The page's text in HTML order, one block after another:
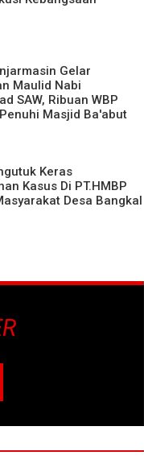
Gelar
Maulid Nabi
SAW, Ribuan WBP
Masjid Ba'abut
Keras
Kasus Di PT.HMBP
Desa Bangkal